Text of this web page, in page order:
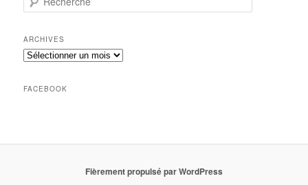
e
h
e
r
h
ARCHIVES
Archives
FACEBOOK
Fièrement propulsé par WordPress